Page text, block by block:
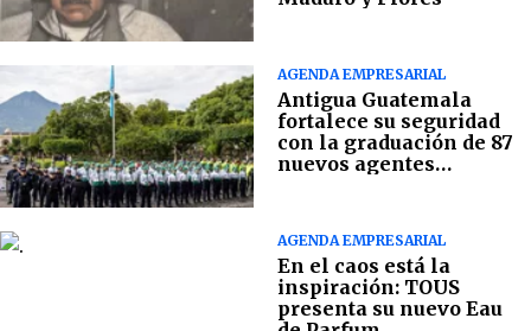
AGENDA EMPRESARIAL
Antigua Guatemala
fortalece su seguridad
con la graduación de 87
nuevos agentes
AGENDA EMPRESARIAL
En el caos está la
inspiración: TOUS
presenta su nuevo Eau